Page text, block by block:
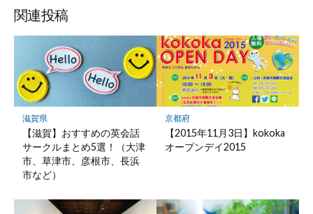
関連投稿
滋賀県
【滋賀】おすすめの英会話
サークルまとめ5選！（大津
市、草津市、彦根市、長浜
市など）
京都府
【2015年11月3日】kokoka
オープンデイ2015